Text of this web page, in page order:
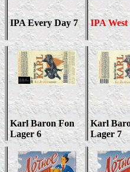
IPA Every Day 7 IPA West
Karl Baron Fon
Lager 6
Karl
Lager 7